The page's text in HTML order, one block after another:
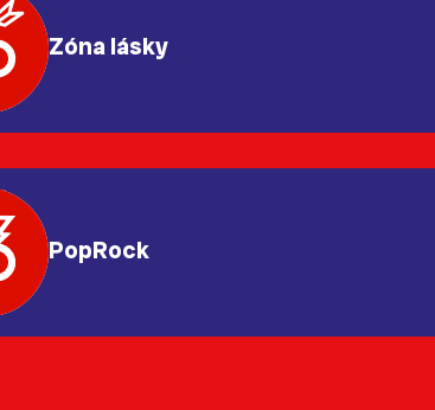
Zóna lásky
PopRock